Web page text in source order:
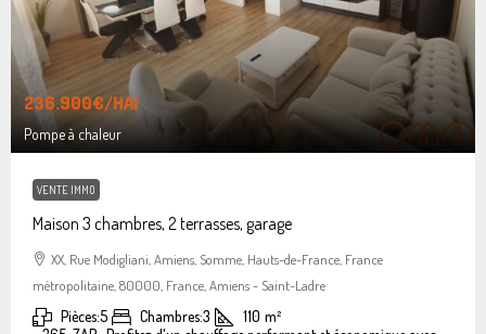
236.900€/HAI
Pompe à chaleur
VENTE IMMO
Maison 3 chambres, 2 terrasses, garage
XX, Rue Modigliani, Amiens, Somme, Hauts-de-France, France
métropolitaine, 80000, France, Amiens - Saint-Ladre
Pièces:5 Chambres:3 110 m²